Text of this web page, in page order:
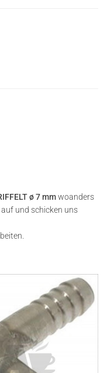
ø 7 mmwoanders
und schicken uns